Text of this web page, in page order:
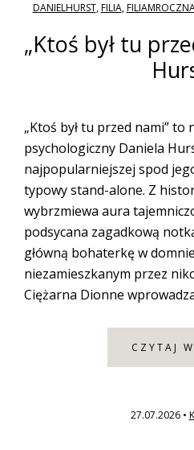
DANIELHURST,FILIA,
„Ktoś był tu
„Ktoś był tu przed nami”
psychologiczny Daniela
najpopularniejszej spod
typowy stand-alone. Z
wybrzmiewa aura
podsycana zagadkową
główną bohaterkę w
niezamieszkanym przez
Ciężarna Dionne
CZYTAJ
27.07.2026•